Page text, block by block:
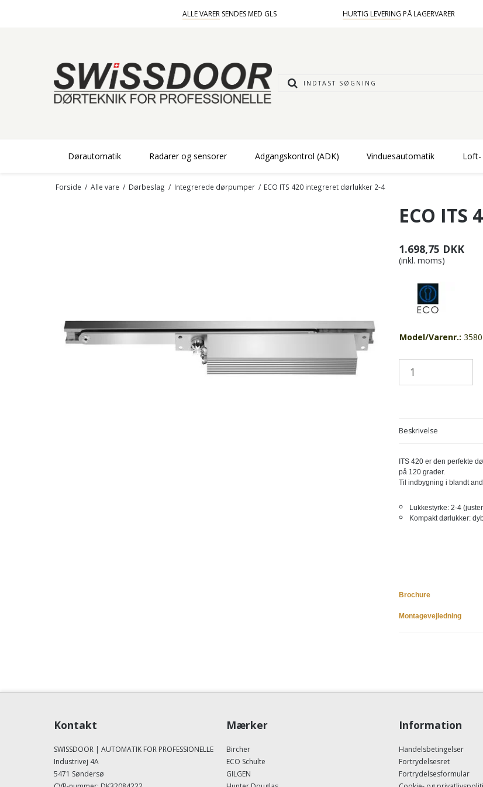
ALLE VARERSENDES MED GLS HURTIG LEVERING PÅ LAGERVARER
Dørautomatik Radarer og sensorer Adgangskontrol (ADK) Vinduesautomatik
Forside / Alle vare / Dørbeslag / Integrerede dørpumper / ECO ITS 420 integreret dørlukker 2-4
ECO
1.698,75 DKK
(inkl. moms)
Model/Varenr.:
Beskrivelse
ITS 420 er den perfekte
på 120 grader.
Til indbygning i blandt
Lukkestyrke: 2-4
Kompakt dørlukker:
Brochure
Montagevejledning
Kontakt
SWISSDOOR | AUTOMATIK FOR PROFESSIONELLE
Industrivej 4A
5471 Søndersø
Mærker
Bircher
ECO Schulte
GILGEN
Information
Handelsbetingelser
Fortrydelsesret
Fortrydelsesformular